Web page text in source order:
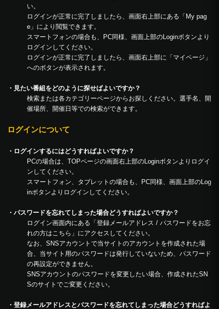
い。
ログインが正常に完了しましたら、画面右上部にある「My pag
e」により閲覧できます。
スマートフォンの場合も、PC同様、画面上部のLoginボタンより
ログインしてください。
ログインが正常に完了しましたら、画面右上部に「マイページ」
へのボタンが表示されます。
・見たい番組をどのように探せばよいですか？
検索または各カテゴリーページからお探しください。選手名、開
催場所、開催日等での検索ができます。
ログインについて
・ログインするにはどうすればよいですか？
PCの場合は、TOPページの画面右上部のLoginボタンよりログイ
ンしてください。
スマートフォン、タブレットの場合も、PC同様、画面上部のLog
inボタンよりログインしてください。
・パスワードを忘れてしまった場合どうすればよいですか？
ログイン画面内にある「登録メールアドレス / パスワードをお忘
れの方はこちら」にアクセスしてください。
なお、SNSアカウントで当サイトのアカウントを作成された場
合、当サイト用のパスワードは発行していないため、パスワード
の再設定ができません。
SNSアカウントのパスワードを変更したい場合、作成されたSN
Sのサイトでご変更ください。
・登録メールアドレスとパスワードを忘れてしまった場合どうすればよ